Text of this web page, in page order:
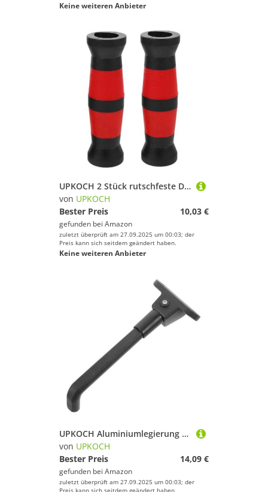
Keine weiteren Anbieter
UPKOCH 2 Stück rutschfeste Dumbbell-griffschoner in Rot-schwarz Gewichtheber Griffpolster für Hanteln Klimmzugstangen und Fitnessgeräte Sicherer Halt und Feste Fixierung Beim Training
von UPKOCH
Bester Preis
10,03 €
gefunden bei Amazon
zuletzt überprüft am 27.09.2025 um 00:03; der
Preis kann sich seitdem geändert haben.
Keine weiteren Anbieter
UPKOCH Aluminiumlegierung Ständer für Elektroroller Erweiterter Stabiler Scooter Kickstand mit Schrauben Einfache Montage Ersatzteil für Elektroroller Fußstütze
von UPKOCH
Bester Preis
14,09 €
gefunden bei Amazon
zuletzt überprüft am 27.09.2025 um 00:03; der
Preis kann sich seitdem geändert haben.